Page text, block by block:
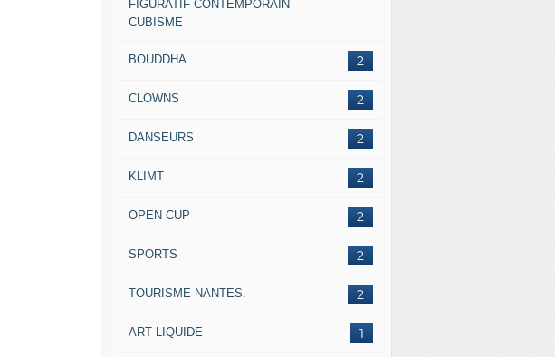
FIGURATIF CONTEMPORAIN-
CUBISME
2
BOUDDHA
2
CLOWNS
2
DANSEURS
2
KLIMT
2
OPEN CUP
2
SPORTS
2
TOURISME NANTES.
1
ART LIQUIDE